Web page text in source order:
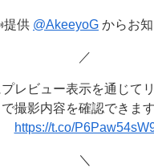
提供 @AkeeyoG からお
／
レビュー表示を通じて
で撮影内容を確認できます
https://t.co/
＼